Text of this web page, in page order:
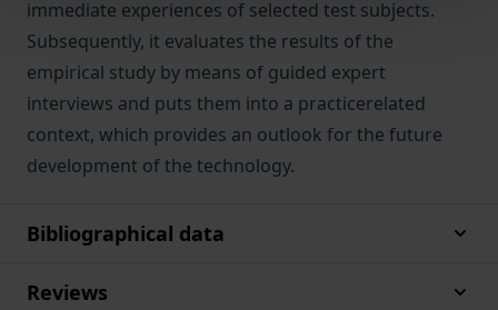
immediate experiences of selected test subjects.
Subsequently, it evaluates the results of the
empirical study by means of guided expert
interviews and puts them into a practicerelated
context, which provides an outlook for the future
development of the technology.
Bibliographical data
Reviews